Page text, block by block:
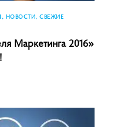
НОВОСТИ, СВЕЖИЕ
Маркетинга 2016»